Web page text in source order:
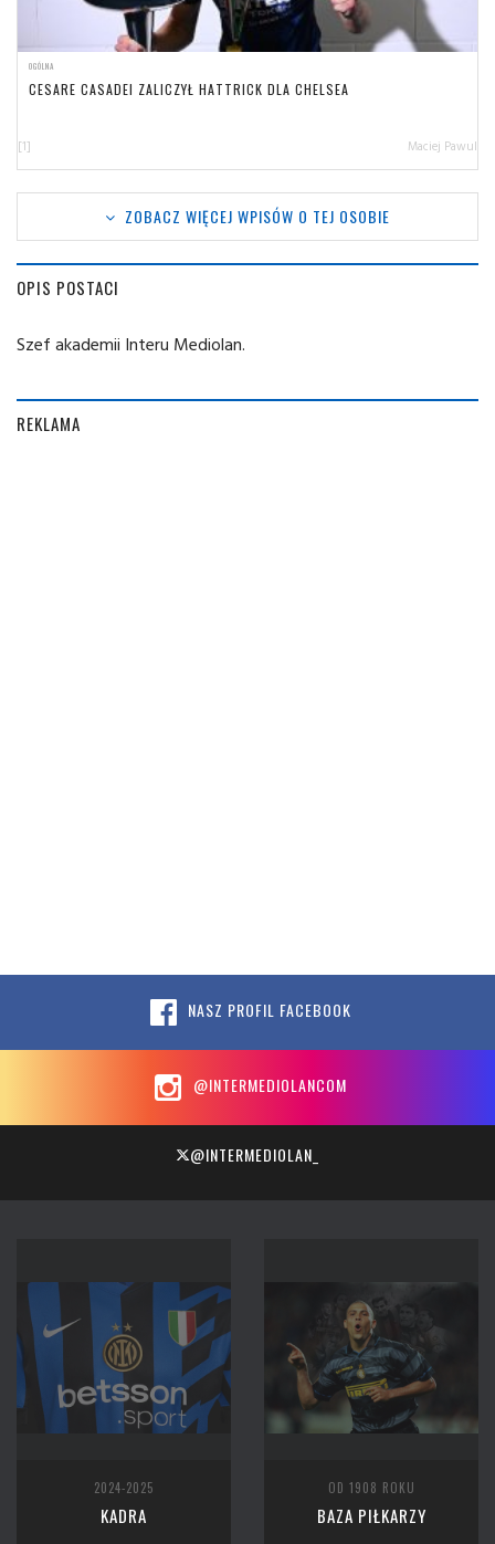
OGÓLNA
CESARE CASADEI ZALICZYŁ HATTRICK DLA CHELSEA
[1] Maciej Pawul
ZOBACZ WIĘCEJ WPISÓW O TEJ OSOBIE
OPIS POSTACI
Szef akademii Interu Mediolan.
REKLAMA
NASZ PROFIL FACEBOOK
@INTERMEDIOLANCOM
@INTERMEDIOLAN_
2024-2025
KADRA
OD 1908 ROKU
BAZA PIŁKARZY